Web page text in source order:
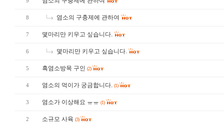
8 염소의 구충제에 관하여
7 몇마리만 키우고 싶습니다.
6 몇마리만 키우고 싶습니다.
5 흑염소방목 구인 (2)
4 염소의 먹이가 궁금합니다. (1)
3 염소가 이상해요 ㅠㅠ (1)
2 소규모 사육 (3)